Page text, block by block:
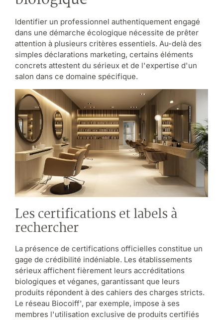
Identifier un professionnel authentiquement engagé
dans une démarche écologique nécessite de prêter
attention à plusieurs critères essentiels. Au-delà des
simples déclarations marketing, certains éléments
concrets attestent du sérieux et de l'expertise d'un
salon dans ce domaine spécifique.
Les certifications et labels à
rechercher
La présence de certifications officielles constitue un
gage de crédibilité indéniable. Les établissements
sérieux affichent fièrement leurs accréditations
biologiques et véganes, garantissant que leurs
produits répondent à des cahiers des charges stricts.
Le réseau Biocoiff', par exemple, impose à ses
membres l'utilisation exclusive de produits certifiés